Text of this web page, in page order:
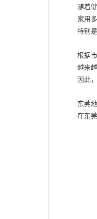
随着
家用
特别
根据
越来
因此
东莞
在东